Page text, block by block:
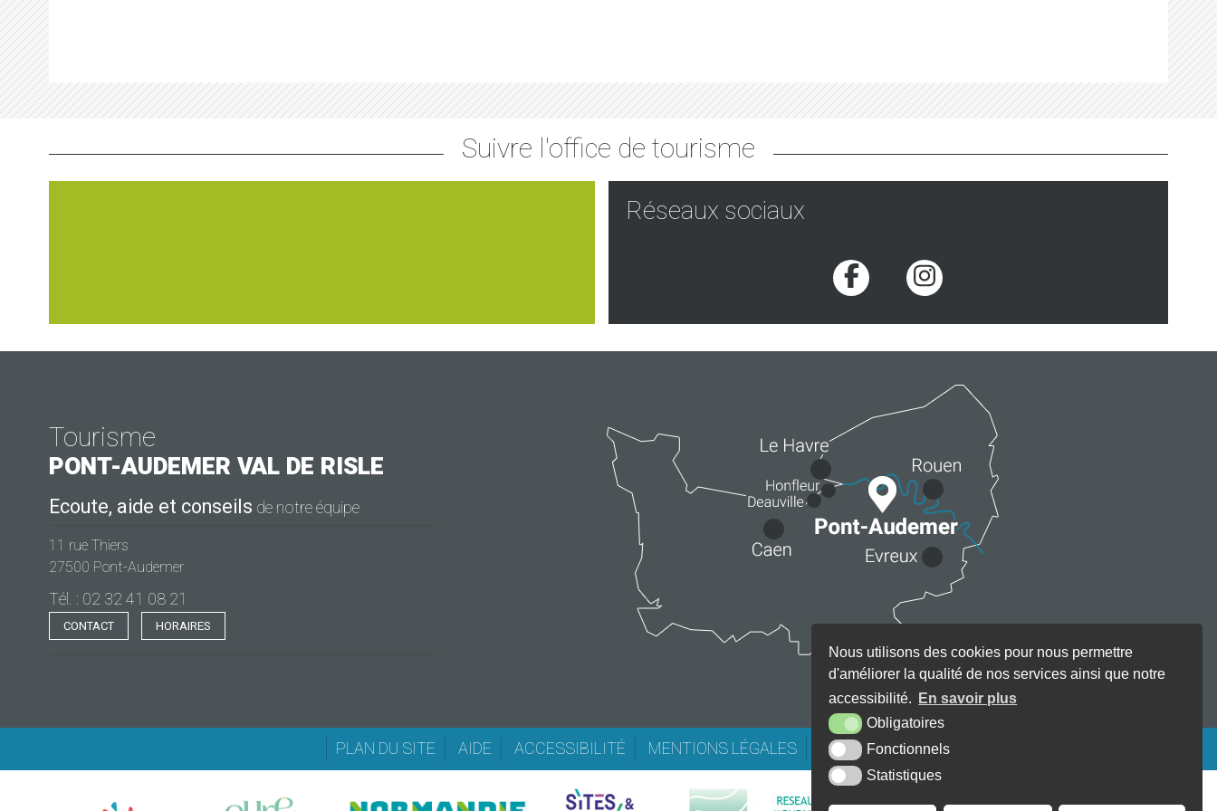
Nous utilisons des cookies pour nous permettre
d'améliorer la qualité de nos services ainsi que notre
accessibilité.
En savoir plus
Obligatoires
Fonctionnels
Statistiques
Suivre l'office de tourisme
Réseaux sociaux
Voir la page Facebook
Voir la page Instagram
Tourisme
PONT-AUDEMER VAL DE RISLE
Ecoute, aide et conseils de notre équipe
11 rue Thiers
27500 Pont-Audemer
Tél. : 02 32 41 08 21
CONTACT HORAIRES
PLAN DU SITE AIDE ACCESSIBILITÉ MENTIONS LÉGALES KREA3